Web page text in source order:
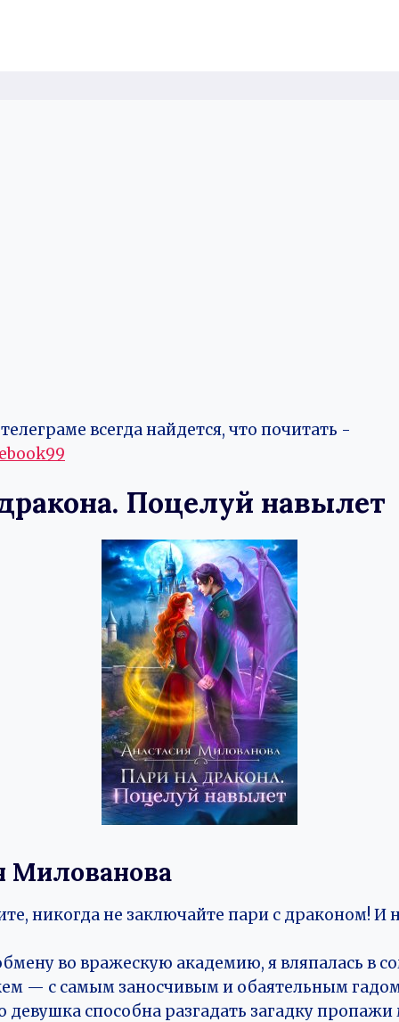
всегда найдется, что почитать -
Поцелуй навылет
Милованова
никогда не заключайте пари с драконом! И
во вражескую академию, я вляпалась в
— с самым заносчивым и обаятельным
девушка способна разгадать загадку